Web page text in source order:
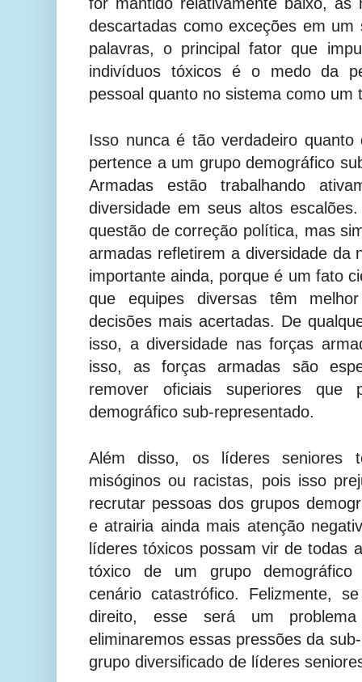
descartadas como exceções em
palavras, o principal fator que
indivíduos tóxicos é o medo da
pessoal quanto no sistema como um
Isso nunca é tão verdadeiro quanto
pertence a um grupo demográfico
Armadas estão trabalhando
diversidade em seus altos
questão de correção política, mas
armadas refletirem a diversidade da
importante ainda, porque é um fato
que equipes diversas têm
decisões mais acertadas. De
isso, a diversidade nas forças
isso, as forças armadas são
remover oficiais superiores que
demográfico sub-representado.
Além disso, os líderes seniores
misóginos ou racistas, pois isso
recrutar pessoas dos grupos
e atrairia ainda mais atenção
líderes tóxicos possam vir de todas
tóxico de um grupo demográfico
cenário catastrófico. Felizmente,
direito, esse será um
eliminaremos essas pressões da
grupo diversificado de líderes